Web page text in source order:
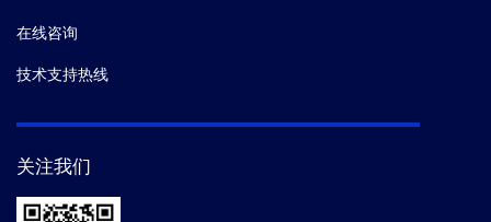
在线咨询
技术支持热线
关注我们